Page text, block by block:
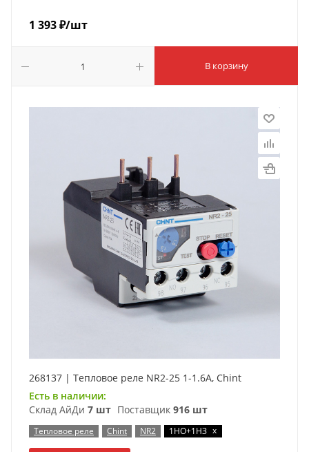
1 393₽/шт
В корзину
268137 | Тепловое реле NR2-25 1-1.6А, Chint
Есть в наличии:
Склад АйДи 7 шт Поставщик 916 шт
Тепловое реле Chint NR2 1НО+1НЗ x